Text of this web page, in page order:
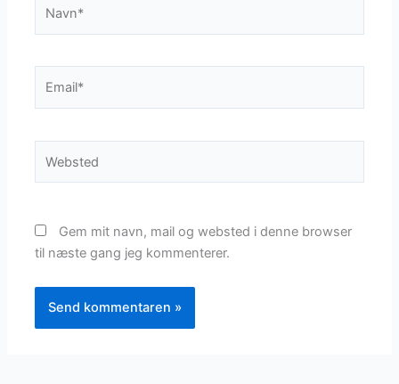
Gem mit navn, mail og websted i denne browser
til næste gang jeg kommenterer.